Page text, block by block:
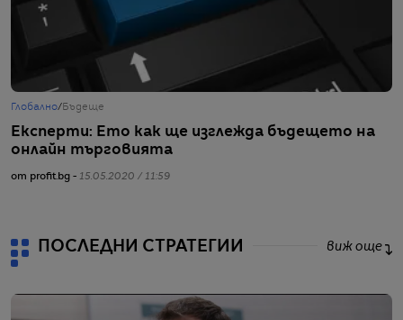
Глобално/ Бъдеще
Експерти: Ето как ще изглежда бъдещето на
онлайн търговията
от profit.bg - 15.05.2020 / 11:59
ПОСЛЕДНИ СТРАТЕГИИ виж още